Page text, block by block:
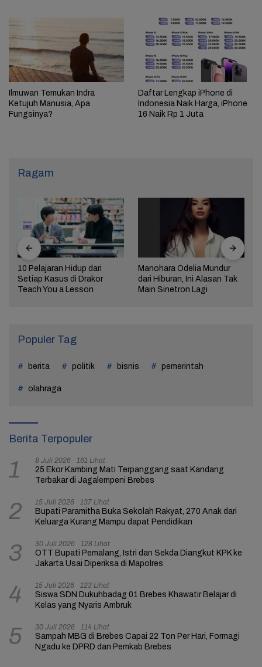
Ilmuwan Temukan Indra
Ketujuh Manusia, Apa
Fungsinya?
Daftar Lengkap iPhone di
Indonesia Naik Harga, iPhone
16 Naik Rp 1 Juta
Ragam
10 Pelajaran Hidup dari
Setiap Kasus di Drakor
Teach You a Lesson
Manohara Odelia Mundur
dari Hiburan, Ini Alasan Tak
Main Sinetron Lagi
Populer Tag
berita politik bisnis pemerintah
olahraga
Berita Terpopuler
1 8 Juli 2026 161 Lihat
25 Ekor Kambing Mati Terpanggang saat Kandang
Terbakar di Jagalempeni Brebes
2 15 Juli 2026 137 Lihat
Bupati Paramitha Buka Sekolah Rakyat, 270 Anak dari
Keluarga Kurang Mampu dapat Pendidikan
3 30 Juli 2026 128 Lihat
OTT Bupati Pemalang, Istri dan Sekda Diangkut KPK ke
Jakarta Usai Diperiksa di Mapolres
4 15 Juli 2026 123 Lihat
Siswa SDN Dukuhbadag 01 Brebes Khawatir Belajar di
Kelas yang Nyaris Ambruk
5 30 Juli 2026 114 Lihat
Sampah MBG di Brebes Capai 22 Ton Per Hari, Formagi
Ngadu ke DPRD dan Pemkab Brebes